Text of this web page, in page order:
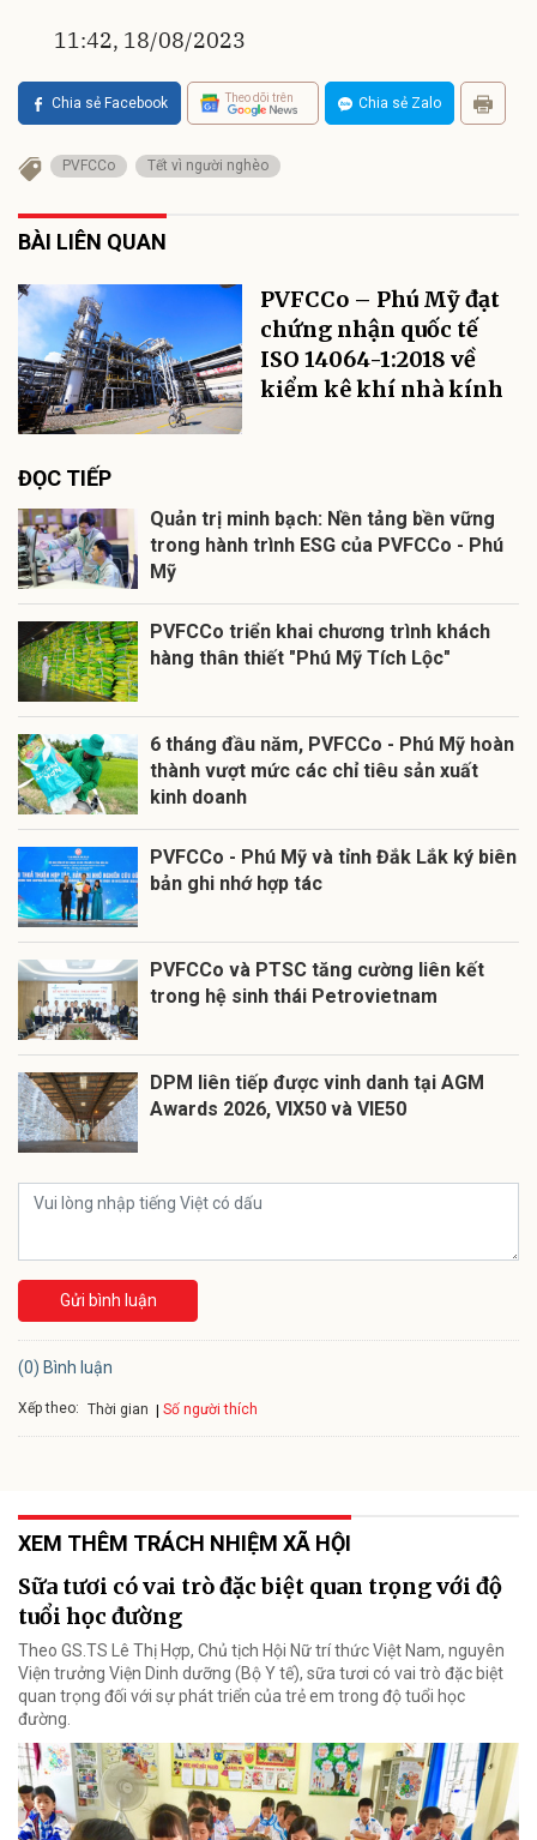
11:42, 18/08/2023
Chia sẻ Facebook Theo dõi trên Chia sẻ Zalo
PVFCCo Tết vì người nghèo
BÀI LIÊN QUAN
PVFCCo – Phú Mỹ đạt
chứng nhận quốc tế
ISO 14064-1:2018 về
kiểm kê khí nhà kính
ĐỌC TIẾP
Quản trị minh bạch: Nền tảng bền vững
trong hành trình ESG của PVFCCo - Phú
Mỹ
PVFCCo triển khai chương trình khách
hàng thân thiết "Phú Mỹ Tích Lộc"
6 tháng đầu năm, PVFCCo - Phú Mỹ hoàn
thành vượt mức các chỉ tiêu sản xuất
kinh doanh
PVFCCo - Phú Mỹ và tỉnh Đắk Lắk ký biên
bản ghi nhớ hợp tác
PVFCCo và PTSC tăng cường liên kết
trong hệ sinh thái Petrovietnam
DPM liên tiếp được vinh danh tại AGM
Awards 2026, VIX50 và VIE50
Gửi bình luận
(0) Bình luận
Xếp theo: Thời gian Số người thích
XEM THÊM TRÁCH NHIỆM XÃ HỘI
Sữa tươi có vai trò đặc biệt quan trọng với độ
tuổi học đường
Theo GS.TS Lê Thị Hợp, Chủ tịch Hội Nữ trí thức Việt Nam, nguyên
Viện trưởng Viện Dinh dưỡng (Bộ Y tế), sữa tươi có vai trò đặc biệt
quan trọng đối với sự phát triển của trẻ em trong độ tuổi học
đường.